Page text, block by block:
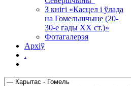
З кнігі «Касцел і ўлада
на Гомельшчыне (20-
30-е гады ХХ ст.)»
Фотагалерэя
Архіў
.